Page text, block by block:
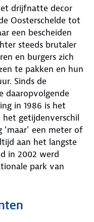
drijfnatte decor
Oosterschelde tot
een bescheiden
steeds brutaler
en burgers zich
te pakken en hun
Sinds de
daaropvolgende
in 1986 is het
getijdenverschil
een meter of
aan het langste
in 2002 werd
park van